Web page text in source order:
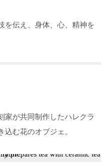
を伝え、身体、心、精神を
家が共同制作したハレクラ
込む花のオブジェ。